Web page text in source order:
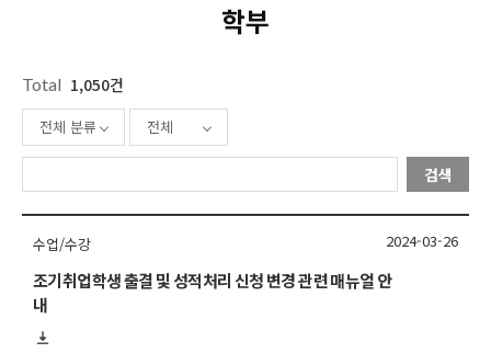
학부
Total 1,050건
전체 분류 전체
검색
수업/수강
조기취업학생 출결 및 성적처리 신청 변경 관련 매뉴얼 안
내
2024-03-26